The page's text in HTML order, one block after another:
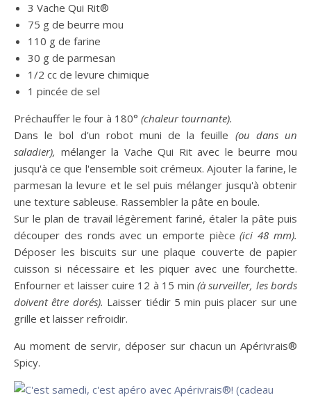
3 Vache Qui Rit®
75 g de beurre mou
110 g de farine
30 g de parmesan
1/2 cc de levure chimique
1 pincée de sel
Préchauffer le four à 180° (chaleur tournante).
Dans le bol d'un robot muni de la feuille (ou dans un
saladier), mélanger la Vache Qui Rit avec le beurre mou
jusqu'à ce que l'ensemble soit crémeux. Ajouter la farine, le
parmesan la levure et le sel puis mélanger jusqu'à obtenir
une texture sableuse. Rassembler la pâte en boule.
Sur le plan de travail légèrement fariné, étaler la pâte puis
découper des ronds avec un emporte pièce (ici 48 mm).
Déposer les biscuits sur une plaque couverte de papier
cuisson si nécessaire et les piquer avec une fourchette.
Enfourner et laisser cuire 12 à 15 min (à surveiller, les bords
doivent être dorés). Laisser tiédir 5 min puis placer sur une
grille et laisser refroidir.
Au moment de servir, déposer sur chacun un Apérivrais®
Spicy.